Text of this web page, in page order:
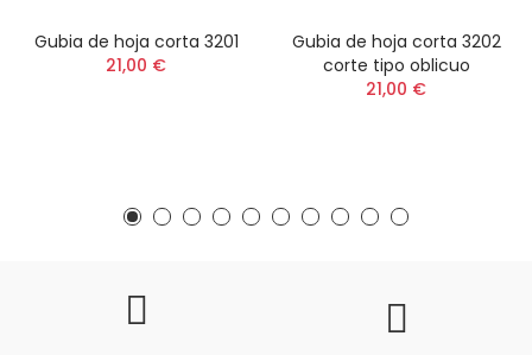
Gubia de hoja corta 3201
21,00 €
Gubia de hoja corta 3202
corte tipo oblicuo
21,00 €